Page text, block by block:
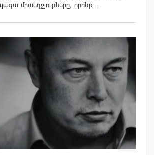
միաեղջյուրները, որոնք…